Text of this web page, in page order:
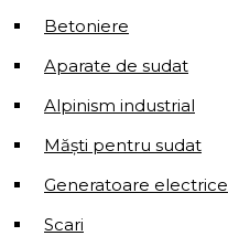
Betoniere
Aparate de sudat
Alpinism industrial
Măști pentru sudat
Generatoare electrice
Scari